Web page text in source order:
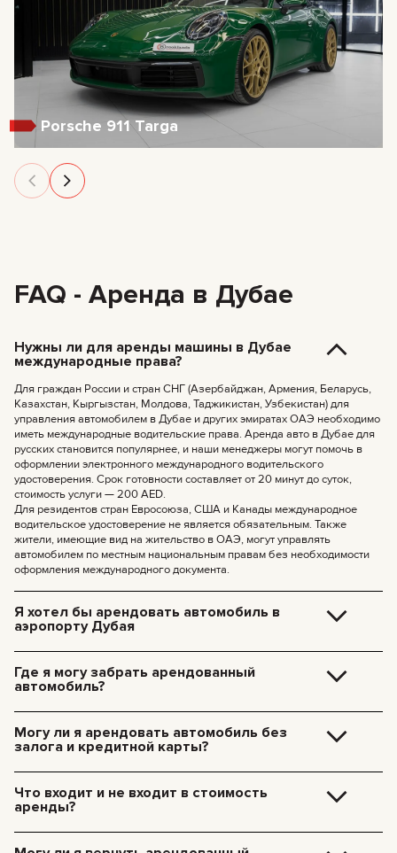
Porsche 911 Targa
FAQ - Аренда в Дубае
Нужны ли для аренды машины в Дубае
международные права?
Для граждан России и стран СНГ (Азербайджан, Армения, Беларусь,
Казахстан, Кыргызстан, Молдова, Таджикистан, Узбекистан) для
управления автомобилем в Дубае и других эмиратах ОАЭ необходимо
иметь международные водительские права. Аренда авто в Дубае для
русских становится популярнее, и наши менеджеры могут помочь в
оформлении электронного международного водительского
удостоверения. Срок готовности составляет от 20 минут до суток,
стоимость услуги — 200 AED.
Для резидентов стран Евросоюза, США и Канады международное
водительское удостоверение не является обязательным. Также
жители, имеющие вид на жительство в ОАЭ, могут управлять
автомобилем по местным национальным правам без необходимости
оформления международного документа.
Я хотел бы арендовать автомобиль в
аэропорту Дубая
специалиста. Машина будет ждать вас, и все документы можно будет
оформить на месте.
Где я могу забрать арендованный
автомобиль?
доставку прямо к вашему отелю или в аэропорт Дубая. Мы приедем в
удобное для вас место и оформим все документы на месте.
235 AED (+5% НДС) — ночная доставка (21:00 – 09:00)
Доставка в другие эмираты возможна по запросу.
Могу ли я арендовать автомобиль без
залога и кредитной карты?
криптовалютой.
Что входит и не входит в стоимость
аренды?